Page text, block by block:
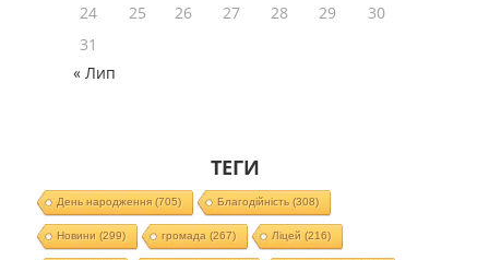
24
25 26 27 28 29
30
31
« Лип
ТЕГИ
День народження(705) Благодійність (308)
Новини (299) громада (267) Ліцей (216)